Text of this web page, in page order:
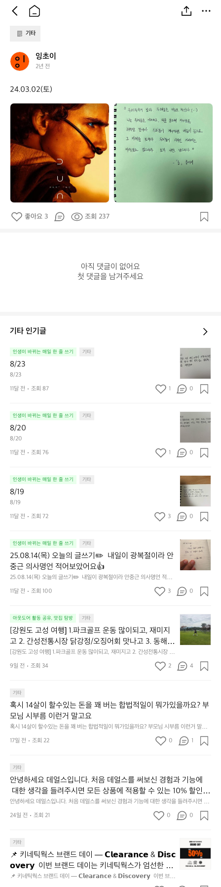
기타
잉
초
잉초이
2년 전
24.03.02(토)
잉
이
잉
초
이
좋아요 3 조회 237
아직 댓글이 없어요
첫 댓글을 남겨주세요
기타 인기글
인생이 바뀌는 매일 한 줄 쓰기 기타
8/23
8/23
8/
2
11달 전 조회 87 1 0
인생이 바뀌는 매일 한 줄 쓰기 기타
8/20
8/20
8/
2
11달 전 조회 76 1 0
인생이 바뀌는 매일 한 줄 쓰기 기타
8/19
8/19
8/
1
9
11달 전 조회 72 3 0
인생이 바뀌는 매일 한 줄 쓰기 기타
25.08.14(목) 오늘의 글쓰기✏️  내일이 광복절이라 안
중근 의사명언 적어보았어요👍
25.08.14(목) 오늘의 글쓰기✏️  내일이 광복절이라 안중근 의사명언 적어
2
5.
0
8.
4
늘
의
글
쓰
✏️
광
절
이
라
의
사
명
언
적
았
어
요
11달 전 조회 100 3 0
아웃도어 활동 공유, 맛집 탐방 기타
[강원도 고성 여행] 1.파크골프 운동 많이되고, 재미지
고 2. 간성전통시장 닭강정/오징어회 맛나고 3. 동해
앞바다 모듬회 기가막히고 4. 모듬곱창 쏘주한잔 혀를
내두르고 5. 썬셋에 취하고 ~
[강원도 고성 여행] 1.파크골프 운동 많이되고, 재미지고 2. 간성전통시장 닭
강정/오징어회 맛나고 3. 동해 앞바다 모듬회 기가막히고 4. 모듬곱창 쏘주
한잔 혀를 내두르고 5. 썬셋에 취하고 ~
[강
원
도
고
여
크
프
운
동
고,
재
미
지
고
통
9일 전 조회 34 2 4
기타
혹시 14살이 할수있는 돈을 꽤 버는 합법적일이 뭐가있을까요? 부
모님 시부름 이런거 말고요
혹시 14살이 할수있는 돈을 꽤 버는 합법적일이 뭐가있을까요? 부모님 시부름 이런거 말고
17일 전
조회 22 0 1
기타
안녕하세요 데얼스입니다. 처음 데얼스를 써보신 경험과 기능에
대한 생각을 들려주시면 모든 상품에 적용할 수 있는 10% 할인
쿠폰을 드립니다.  1분이면 끝낼 수 있으니 참여하시고 혜택받아
가세요 :)  하기의 링크 클릭 후 작성하시면 됩니다. https://docs.g
oogle.com/forms/d/e/1FAIpQLSfSU5C-euRse0uUKR3Rp1ibf1aC
안녕하세요 데얼스입니다. 처음 데얼스를 써보신 경험과 기능에 대한 생각을 들려주시면 모
든 상품에 적용할 수 있는 10% 할인 쿠폰을 드립니다.  1분이면 끝낼 수 있으니 참여하시고
혜택받아가세요 :)  하기의 링크 클릭 후 작성하시면 됩니다. https://docs.google.com/for
24일 전 조회 21 0 0
기타
📌 키네틱웍스 브랜드 데이 — 𝗖𝗹𝗲𝗮𝗿𝗮𝗻𝗰𝗲 & 𝗗𝗶𝘀𝗰
𝗼𝘃𝗲𝗿𝘆  이번 브랜드 데이는 키네틱웍스가 엄선한 5
개 브랜드를 한 자리에서 만나는 클리어런스 기획전입
📌 키네틱웍스 브랜드 데이 — 𝗖𝗹𝗲𝗮𝗿𝗮𝗻𝗰𝗲 & 𝗗𝗶𝘀𝗰𝗼𝘃𝗲𝗿𝘆  이번 브랜
드 데이는 키네틱웍스가 엄선한 5개 브랜드를 한 자리에서 만나는 클리어런
네